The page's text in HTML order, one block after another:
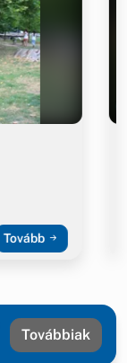
Tovább
Továbbiak